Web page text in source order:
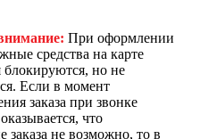
При оформлении
средства на карте
блокируются, но не
Если в момент
заказа при звонке
что
заказа не возможно, то в